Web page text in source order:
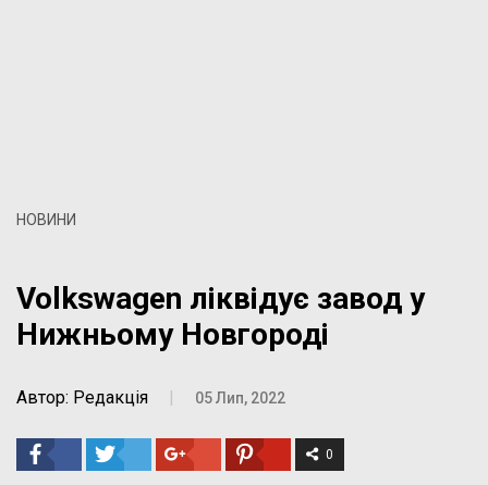
НОВИНИ
Volkswagen ліквідує завод у
Нижньому Новгороді
Автор: Редакція | 05 Лип, 2022
0